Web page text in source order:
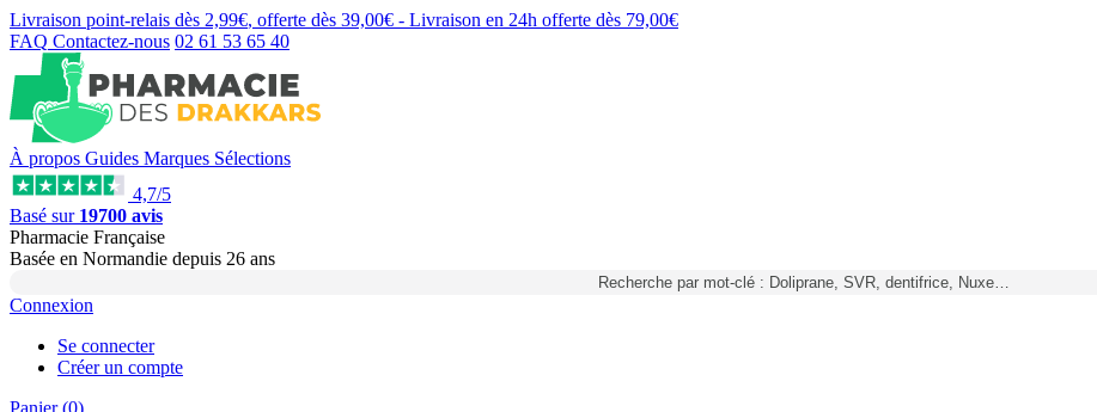
Livraison point-relais dès 2,99€, offerte dès 39,00€ - Livraison en 24h offerte dès 79,00€
FAQ Contactez-nous 02 61 53 65 40
À propos Guides Marques Sélections
4,7/5
Basé sur 19700 avis
Pharmacie Française
Basée en Normandie depuis 26 ans
Recherche par mot-clé : Doliprane, SVR, dentifrice, Nuxe…
Connexion
Se connecter
Créer un compte
Panier (0)